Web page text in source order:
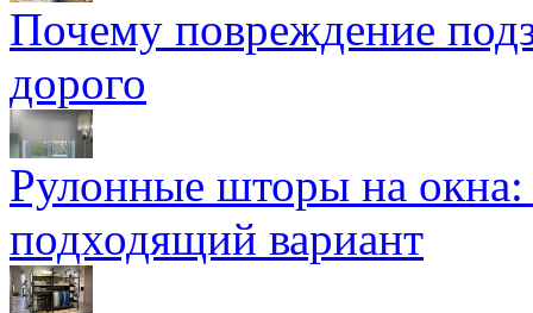
Почему повреждение
дорого
Рулонные шторы на
подходящий вариант